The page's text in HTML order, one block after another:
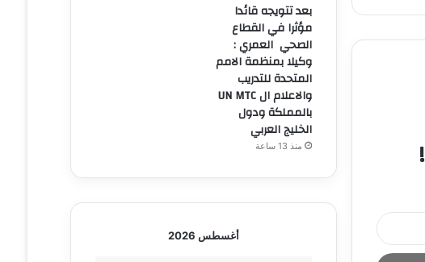
بعد تتويجه قائدا
مؤثرا في القطاع
الصحي العمري :
وكيلا بمنظمة الامم
المتحدة للتدريب
والاعلام ال UN MTC
بالمملكة ودول
الخليج العربي
منذ 13 ساعة
أغسطس 2026